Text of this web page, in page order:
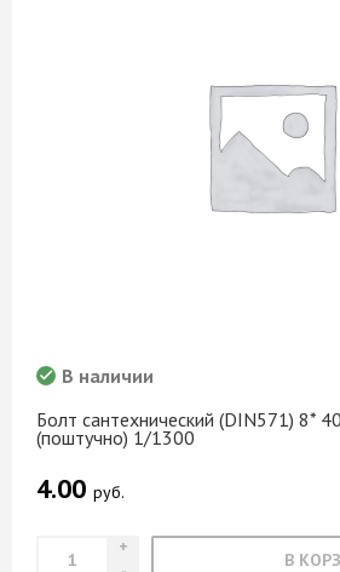
Болт сантехнический (DIN571) 8*
(поштучно) 1/1300
В наличии
4.00 руб.
В